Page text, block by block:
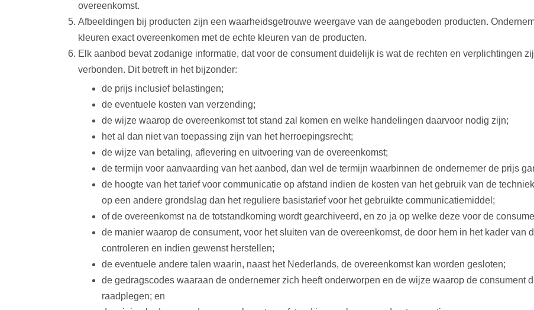
overeenkomst.
Afbeeldingen bij producten zijn een waarheidsgetrouwe weergave van de aangeboden producten.
kleuren exact overeenkomen met de echte kleuren van de producten.
Elk aanbod bevat zodanige informatie, dat voor de consument duidelijk is wat de rechten en verplichtingen
verbonden. Dit betreft in het bijzonder:
de prijs inclusief belastingen;
de eventuele kosten van verzending;
de wijze waarop de overeenkomst tot stand zal komen en welke handelingen daarvoor nodig zijn;
het al dan niet van toepassing zijn van het herroepingsrecht;
de wijze van betaling, aflevering en uitvoering van de overeenkomst;
de termijn voor aanvaarding van het aanbod, dan wel de termijn waarbinnen de ondernemer de prijs
de hoogte van het tarief voor communicatie op afstand indien de kosten van het gebruik van de
op een andere grondslag dan het reguliere basistarief voor het gebruikte communicatiemiddel;
of de overeenkomst na de totstandkoming wordt gearchiveerd, en zo ja op welke deze voor de
de manier waarop de consument, voor het sluiten van de overeenkomst, de door hem in het kader van
controleren en indien gewenst herstellen;
de eventuele andere talen waarin, naast het Nederlands, de overeenkomst kan worden gesloten;
de gedragscodes waaraan de ondernemer zich heeft onderworpen en de wijze waarop de consument
raadplegen; en